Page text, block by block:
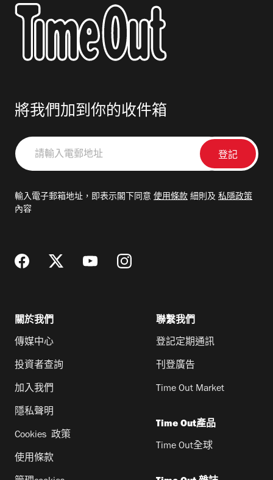
將我們加到你的收件箱
請
輸
郵
輸入電子郵箱地址，即表示閣下同意 使用條款 細則及 私隱政策
內容
關於我們
傳媒中心
投資者查詢
加入我們
隱私聲明
Cookies 政策
使用條款
聯繫我們
登記定期通訊
刊登廣告
Time Out Market
Time Out產品
Time Out全球